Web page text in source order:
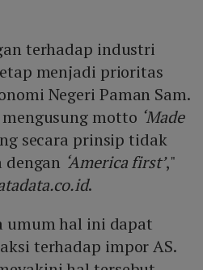
terhadap industri
menjadi prioritas
Negeri Paman Sam.
motto ‘Made
secara prinsip tidak
‘America first’,"
.
umum hal ini dapat
terhadap impor AS.